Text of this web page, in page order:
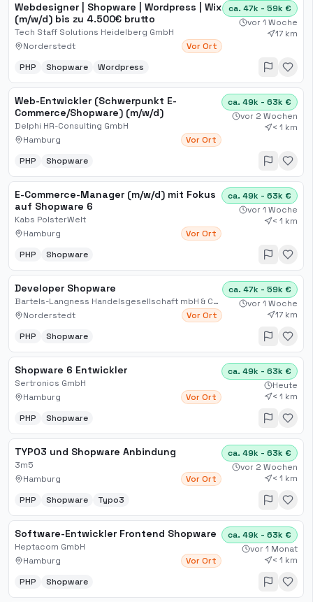
Webdesigner | Shopware | Wordpress | Wix
(m/w/d) bis zu 4.500€ brutto
Tech Staff Solutions Heidelberg GmbH
Norderstedt
Vor Ort
ca. 47k - 59k €
vor 1 Woche
17 km
PHP Shopware Wordpress
Web-Entwickler (Schwerpunkt E-
Commerce/Shopware) (m/w/d)
Delphi HR-Consulting GmbH
Hamburg
Vor Ort
ca. 49k - 63k €
vor 2 Wochen
< 1 km
PHP Shopware
E-Commerce-Manager (m/w/d) mit Fokus
auf Shopware 6
Kabs PolsterWelt
Hamburg
Vor Ort
ca. 49k - 63k €
vor 1 Woche
< 1 km
PHP Shopware
Developer Shopware
Bartels-Langness Handelsgesellschaft mbH & Co. KG
Norderstedt
Vor Ort
ca. 47k - 59k €
vor 1 Woche
17 km
PHP
Shopware
Shopware 6 Entwickler
Sertronics GmbH
Hamburg
Vor Ort
ca. 49k - 63k €
Heute
< 1 km
PHP
Shopware
TYPO3 und Shopware Anbindung
3m5
Hamburg
Vor Ort
ca. 49k - 63k €
vor 2 Wochen
< 1 km
PHP
Shopware Typo3
Software-Entwickler Frontend Shopware
Heptacom GmbH
Hamburg
Vor Ort
ca. 49k - 63k €
vor 1 Monat
< 1 km
PHP
Shopware